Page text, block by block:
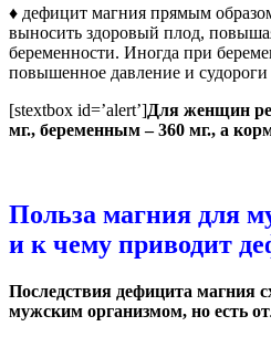
♦ дефицит магния прямым
выносить здоровый плод,
беременности. Иногда при
повышенное давление и судороги
[stextbox id=’alert’]Для женщин
мг., беременным – 360 мг., а
Польза магния для
и к чему приводит
Последствия дефицита магния
мужским организмом, но есть